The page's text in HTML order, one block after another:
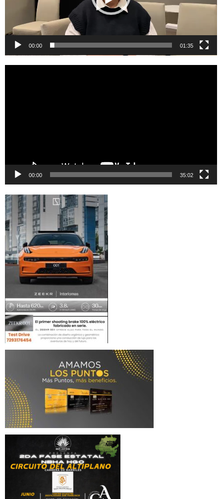
00:00 01:35
00:00 35:02